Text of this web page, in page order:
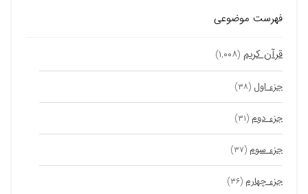
فهرست موضوعی
قرآن کریم (۱,۰۰۸)
جزء اول (۳۸)
جزء دوم (۳۱)
جزء سوم (۳۷)
جزء چهارم (۳۶)